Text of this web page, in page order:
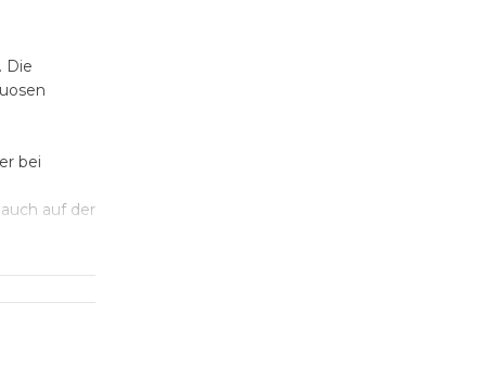
Die
bei
auf der
und